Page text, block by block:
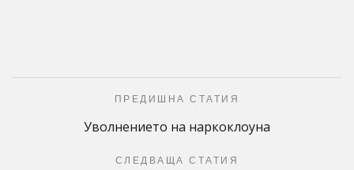
ПРЕДИШНА СТАТИЯ
Уволнението на наркоклоуна
СЛЕДВАЩА СТАТИЯ